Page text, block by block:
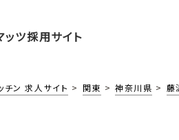
ッツ採用サイト
チン 求人サイト 関東 神奈川県 藤